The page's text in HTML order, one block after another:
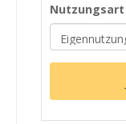
Nutzungsart